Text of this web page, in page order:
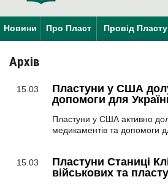
Новини Про Пласт Провід Пласту
Архів
15.03
Пластуни у США
допомоги для
Пластуни у США активно
медикаментів та допомоги
15.03
Пластуни Станиці
військових та